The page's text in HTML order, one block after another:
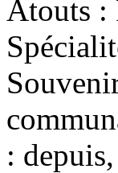
Atouts :
: